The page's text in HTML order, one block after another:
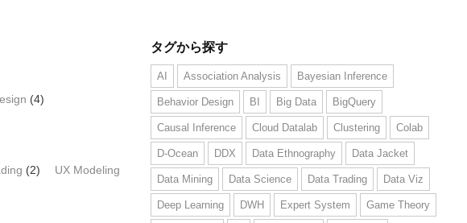
o
k
(4)
(2)
UX Modeling
タグから探す
AI Association Analysis Bayesian Inference
Behavior Design BI Big Data BigQuery
Causal Inference Cloud Datalab Clustering Colab
D-Ocean DDX Data Ethnography Data Jacket
Data Mining Data Science Data Trading Data Viz
Deep Learning DWH Expert System Game Theory